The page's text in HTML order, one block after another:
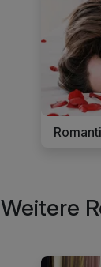
Weitere